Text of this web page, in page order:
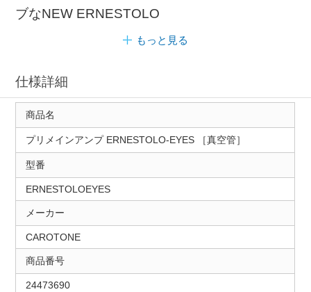
ブなNEW ERNESTOLO
もっと見る
仕様詳細
商品名
プリメインアンプ ERNESTOLO-EYES ［真空管］
型番
ERNESTOLOEYES
メーカー
CAROTONE
商品番号
24473690